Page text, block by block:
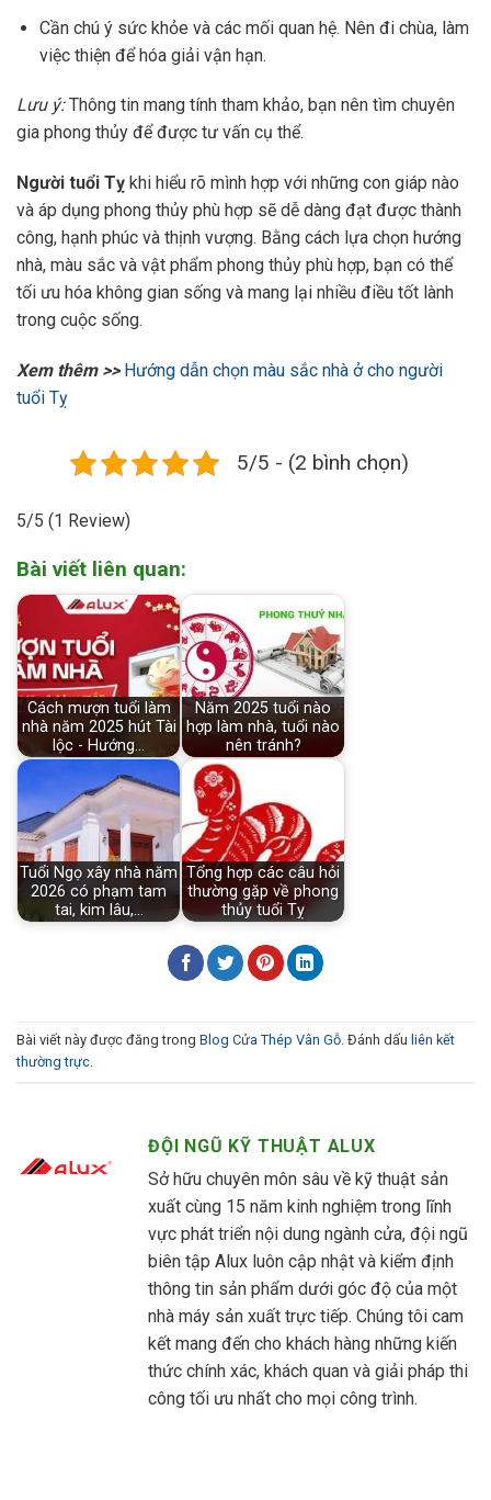
Cần chú ý sức khỏe và các mối quan hệ. Nên đi chùa, làm
việc thiện để hóa giải vận hạn.
Lưu ý:Thông tin mang tính tham khảo, bạn nên tìm chuyên
gia phong thủy để được tư vấn cụ thể.
Người tuổi Tỵ khi hiểu rõ mình hợp với những con giáp nào
và áp dụng phong thủy phù hợp sẽ dễ dàng đạt được thành
công, hạnh phúc và thịnh vượng. Bằng cách lựa chọn hướng
nhà, màu sắc và vật phẩm phong thủy phù hợp, bạn có thể
tối ưu hóa không gian sống và mang lại nhiều điều tốt lành
trong cuộc sống.
Xem thêm >> Hướng dẫn chọn màu sắc nhà ở cho người
tuổi Tỵ
5/5 - (2 bình chọn)
5/5 (1 Review)
Bài viết liên quan:
Cách mượn tuổi làm
nhà năm 2025 hút Tài
lộc - Hướng…
Năm 2025 tuổi nào
hợp làm nhà, tuổi nào
nên tránh?
Tuổi Ngọ xây nhà năm
2026 có phạm tam
tai, kim lâu,…
Tổng hợp các câu hỏi
thường gặp về phong
thủy tuổi Tỵ
Bài viết này được đăng trong Blog Cửa Thép Vân Gỗ. Đánh dấu liên kết
thường trực.
ĐỘI NGŨ KỸ THUẬT ALUX
Sở hữu chuyên môn sâu về kỹ thuật sản
xuất cùng 15 năm kinh nghiệm trong lĩnh
vực phát triển nội dung ngành cửa, đội ngũ
biên tập Alux luôn cập nhật và kiểm định
thông tin sản phẩm dưới góc độ của một
nhà máy sản xuất trực tiếp. Chúng tôi cam
kết mang đến cho khách hàng những kiến
thức chính xác, khách quan và giải pháp thi
công tối ưu nhất cho mọi công trình.